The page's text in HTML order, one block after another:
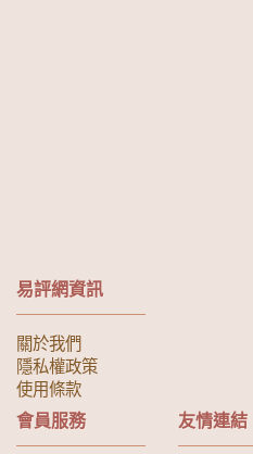
易評網資訊
關於我們
隱私權政策
使用條款
會員服務 友情連結